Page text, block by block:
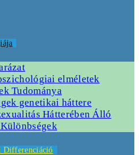
elméletek
Tudománya
genetikai háttere
Hátterében Álló
Differenciáció